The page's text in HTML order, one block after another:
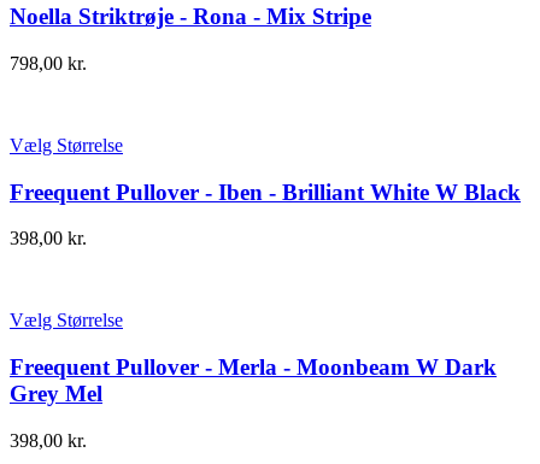
Noella Striktrøje - Rona - Mix Stripe
798,00 kr.
Vælg Størrelse
Freequent Pullover - Iben - Brilliant White W Black
398,00 kr.
Vælg Størrelse
Freequent Pullover - Merla - Moonbeam W Dark
Grey Mel
398,00 kr.